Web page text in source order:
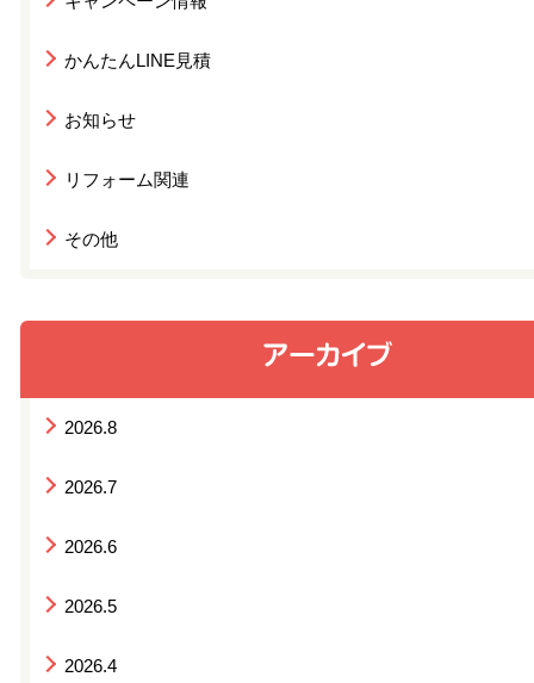
かんたんLINE見積
お知らせ
リフォーム関連
その他
2026.8
2026.7
2026.6
2026.5
2026.4